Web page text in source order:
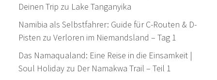
Deinen Trip zu Lake Tanganyika
Namibia als Selbstfahrer: Guide für C-Routen & D-
Pisten zuVerloren im Niemandsland – Tag 1
Das Namaqualand: Eine Reise in die Einsamkeit |
Soul Holiday zu Der Namakwa Trail – Teil 1